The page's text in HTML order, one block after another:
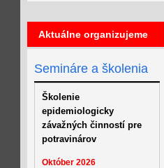
Aktuálne organizujeme
Semináre a školenia
Školenie
epidemiologicky
závažných činností pre
potravinárov
Október 2026